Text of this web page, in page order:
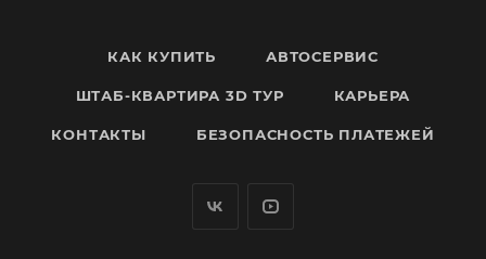
КАК КУПИТЬ АВТОСЕРВИС
ШТАБ-КВАРТИРА 3D ТУР КАРЬЕРА
КОНТАКТЫ БЕЗОПАСНОСТЬ ПЛАТЕЖЕЙ